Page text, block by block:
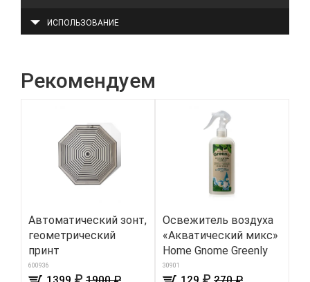
ИСПОЛЬЗОВАНИЕ
Рекомендуем
Автоматический зонт,
геометрический
принт
600936
₽
Освежитель воздуха
«Акватический микс»
Home Gnome Greenly
30901
₽